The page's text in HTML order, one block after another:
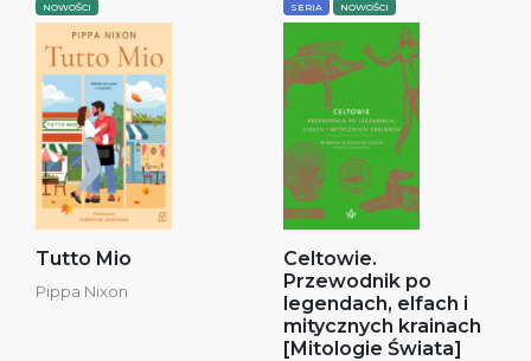
NOWOŚCI
Tutto Mio
Pippa Nixon
SERIA NOWOŚCI
Celtowie.
Przewodnik po
legendach, elfach i
mitycznych krainach
[Mitologie Świata]